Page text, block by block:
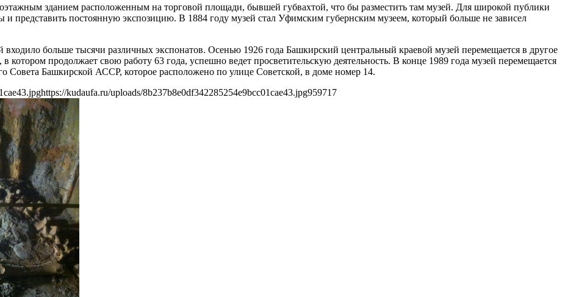
зданием расположенным на торговой площади, бывшей губвахтой, что бы разместить там музей. Для широкой публики
и представить постоянную экспозицию. В 1884 году музей стал Уфимским губернским музеем, который больше не зависел
больше тысячи различных экспонатов. Осенью 1926 года Башкирский центральный краевой музей перемещается в другое
продолжает свою работу 63 года, успешно ведет просветительскую деятельность. В конце 1989 года музей перемещается
Башкирской АССР, которое расположено по улице Советской, в доме номер 14.
https://kudaufa.ru/uploads/8b237b8e0df342285254e9bcc01cae43.jpg959717